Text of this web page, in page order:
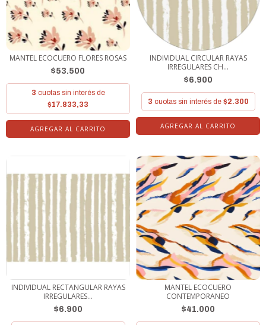
MANTEL ECOCUERO FLORES ROSAS
$53.500
3 cuotas sin interés de
$17.833,33
AGREGAR AL CARRITO
INDIVIDUAL CIRCULAR RAYAS
IRREGULARES CH...
$6.900
3 cuotas sin interés de $2.300
INDIVIDUAL RECTANGULAR RAYAS
IRREGULARES...
$6.900
MANTEL ECOCUERO
CONTEMPORANEO
$41.000